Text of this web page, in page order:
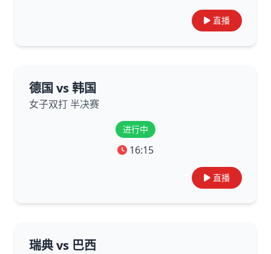
直播
德国 vs 韩国
女子双打 半决赛
进行中
16:15
直播
瑞典 vs 巴西